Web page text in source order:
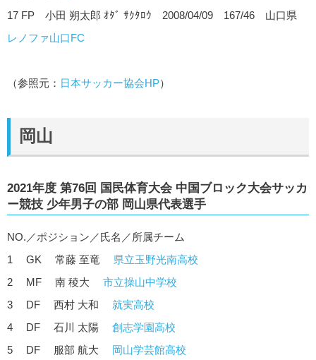
17 FP 小田 朔太郎 ｵﾀﾞ ｻｸﾀﾛｳ 2008/04/09 167/46 山口県
レノファ山口FC
（参照元： 日本サッカー協会HP）
岡山
2021年度 第76回 国民体育大会 中国ブロック大会サッカ
ー競技 少年男子の部 岡山県代表選手
NO.／ポジション／氏名／所属チーム
1 GK 常藤 至竜 県立玉野光南高校
2 MF 南 稜大 市立操山中学校
3 DF 西村 大和 就実高校
4 DF 石川 太陽 創志学園高校
5 DF 服部 航大 岡山学芸館高校